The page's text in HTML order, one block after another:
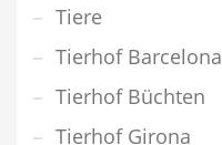
Tiere
Tierhof Barcelona
Tierhof Büchten
Tierhof Girona